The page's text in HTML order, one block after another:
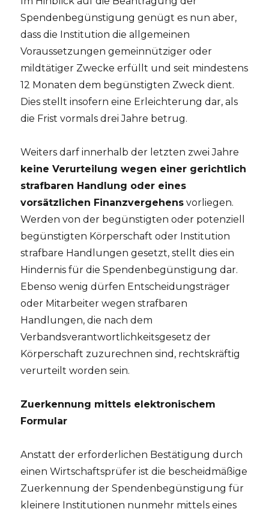
Spendenbegünstigung genügt es nun aber,
dass die Institution die allgemeinen
Voraussetzungen gemeinnütziger oder
mildtätiger Zwecke erfüllt und seit mindestens
12 Monaten dem begünstigten Zweck dient.
Dies stellt insofern eine Erleichterung dar, als
die Frist vormals drei Jahre betrug.
Weiters darf innerhalb der letzten zwei Jahre
keine Verurteilung wegen einer gerichtlich
strafbaren Handlung oder eines
vorsätzlichen Finanzvergehens vorliegen.
Werden von der begünstigten oder potenziell
begünstigten Körperschaft oder Institution
strafbare Handlungen gesetzt, stellt dies ein
Hindernis für die Spendenbegünstigung dar.
Ebenso wenig dürfen Entscheidungsträger
oder Mitarbeiter wegen strafbaren
Handlungen, die nach dem
Verbandsverantwortlichkeitsgesetz der
Körperschaft zuzurechnen sind, rechtskräftig
verurteilt worden sein.
Zuerkennung mittels elektronischem
Formular
Anstatt der erforderlichen Bestätigung durch
einen Wirtschaftsprüfer ist die bescheidmäßige
Zuerkennung der Spendenbegünstigung für
kleinere Institutionen nunmehr mittels eines